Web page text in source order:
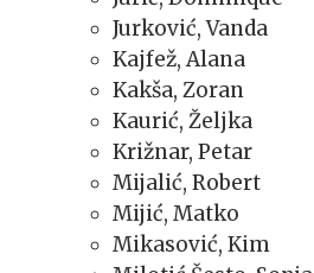
Jurković, Vanda
Kajfež, Alana
Kakša, Zoran
Kaurić, Željka
Križnar, Petar
Mijalić, Robert
Mijić, Matko
Mikasović, Kim